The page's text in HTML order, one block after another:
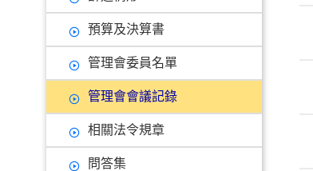
預算及決算書
管理會委員名單
管理會會議記錄
相關法令規章
問答集